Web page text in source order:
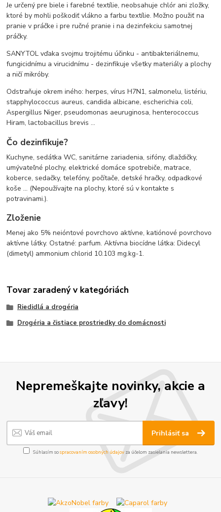
Je určený pre biele i farebné textílie, neobsahuje chlór ani zložky,
ktoré by mohli poškodiť vlákno a farbu textílie. Možno použiť na
pranie v práčke i pre ručné pranie i na dezinfekciu samotnej
práčky.
SANYTOL vďaka svojmu trojitému účinku - antibakteriálnemu,
fungicidnímu a virucidnímu - dezinfikuje všetky materiály a plochy
a ničí mikróby.
Odstraňuje okrem iného: herpes, vírus H7N1, salmonelu, listériu,
stapphylococcus aureus, candida albicane, escherichia coli,
Aspergillus Niger, pseudomonas aeuruginosa, henterococcus
Hiram, lactobacillus brevis ...
Čo dezinfikuje?
Kuchyne, sedátka WC, sanitárne zariadenia, sifóny, dlaždičky,
umývateľné plochy, elektrické domáce spotrebiče, matrace,
koberce, sedačky, telefóny, počítače, detské hračky, odpadkové
koše ... (Nepoužívajte na plochy, ktoré sú v kontakte s
potravinami.).
Zloženie
Menej ako 5% neióntové povrchovo aktívne, katiónové povrchovo
aktívne látky. Ostatné: parfum. Aktívna biocídne látka: Didecyl
(dimetyl) ammonium chlorid 10.103 mg.kg-1.
Tovar zaradený v kategóriách
Riedidlá a drogéria
Drogéria a čistiace prostriedky do domácnosti
Nepremeškajte novinky, akcie a
zľavy!
Prihlásiť sa
Súhlasím sospracovaním osobných údajov za účelom zasielania newslettera.